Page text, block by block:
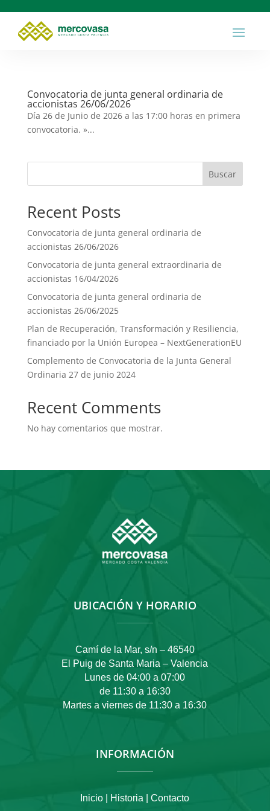
Convocatoria de junta general ordinaria de
accionistas 26/06/2026
Día 26 de Junio de 2026 a las 17:00 horas en primera
convocatoria. »...
Buscar
Recent Posts
Convocatoria de junta general ordinaria de
accionistas 26/06/2026
Convocatoria de junta general extraordinaria de
accionistas 16/04/2026
Convocatoria de junta general ordinaria de
accionistas 26/06/2025
Plan de Recuperación, Transformación y Resiliencia,
financiado por la Unión Europea – NextGenerationEU
Complemento de Convocatoria de la Junta General
Ordinaria 27 de junio 2024
Recent Comments
No hay comentarios que mostrar.
UBICACIÓN Y HORARIO
Camí de la Mar, s/n – 46540
El Puig de Santa Maria – Valencia
Lunes de 04:00 a 07:00
de 11:30 a 16:30
Martes a viernes de 11:30 a 16:30
INFORMACIÓN
Inicio | Historia |Contacto